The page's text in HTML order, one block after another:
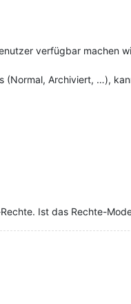
verfügbar machen
(Normal, Archiviert, …),
Ist das Rechte-